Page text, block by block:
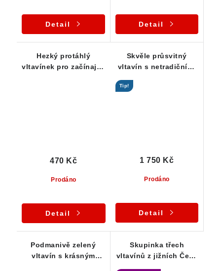
Detail Detail
Hezký protáhlý
vltavínek pro začínající
Prodáno
470 Kč
Detail
Skvěle průsvitný
vltavín s netradičními
Tip!
Prodáno
1 750 Kč
Detail
Podmanivě zelený
vltavín s krásným
Skupinka třech
vltavínů z jižních Čech